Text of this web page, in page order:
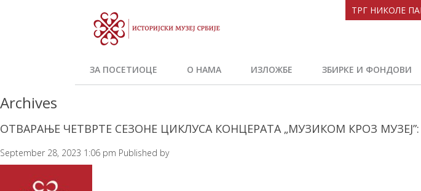
ТРГ НИКОЛЕ
ЗА ПОСЕТИОЦЕ О НАМА ИЗЛОЖБЕ ЗБИРКЕ И ФОНДОВИ
Archives
ОТВАРАЊЕ ЧЕТВРТЕ СЕЗОНЕ ЦИКЛУСА КОНЦЕРАТА „МУЗИКОМ КРОЗ
September 28, 2023 1:06 pm Published by